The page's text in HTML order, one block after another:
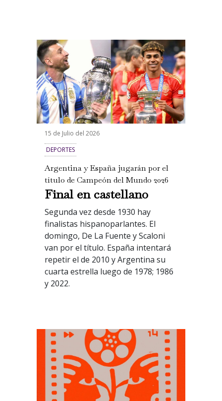
15 de Julio del 2026
DEPORTES
Argentina y España jugarán por el
título de Campeón del Mundo 2026
Final en castellano
Segunda vez desde 1930 hay
finalistas hispanoparlantes. El
domingo, De La Fuente y Scaloni
van por el título. España intentará
repetir el de 2010 y Argentina su
cuarta estrella luego de 1978; 1986
y 2022.